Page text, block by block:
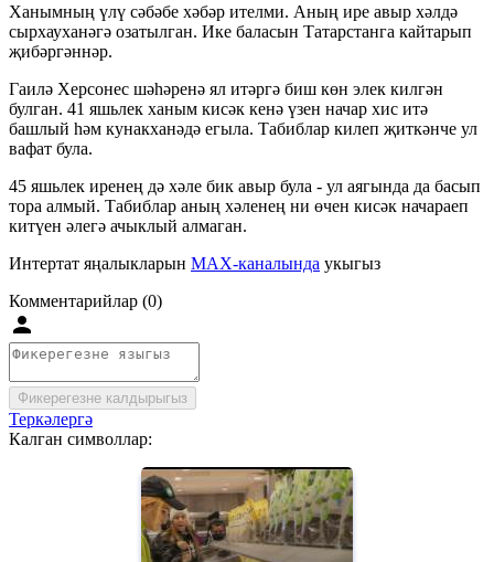
Ханымның үлү сәбәбе хәбәр ителми. Аның ире авыр хәлдә
сырхауханәгә озатылган. Ике баласын Татарстанга кайтарып
җибәргәннәр.
Гаилә Херсонес шәһәренә ял итәргә биш көн элек килгән
булган. 41 яшьлек ханым кисәк кенә үзен начар хис итә
башлый һәм кунакханәдә егыла. Табиблар килеп җиткәнче ул
вафат була.
45 яшьлек иренең дә хәле бик авыр була - ул аягында да басып
тора алмый. Табиблар аның хәленең ни өчен кисәк начараеп
китүен әлегә ачыклый алмаган.
Интертат яңалыкларын MAX-каналында укыгыз
Комментарийлар (0)
Фикерегезне калдырыгыз
Теркәлергә
Калган символлар: